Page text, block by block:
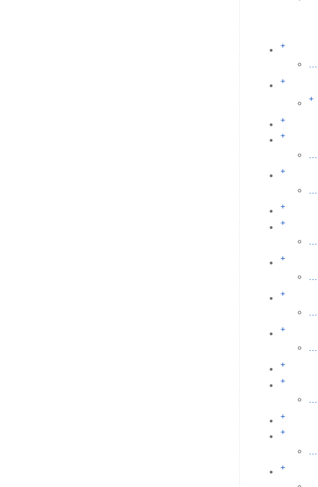
+
...
+
+
+
+
+
+
+
...
+
...
+
...
+
...
+
+
+
+
+